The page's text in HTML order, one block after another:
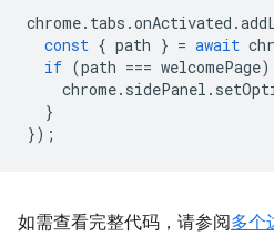
chrome. tabs .onActivated .
const { path } = await
if (path === welcomePage)
chrome. sidePanel .
}
});
如需查看完整代码，请参阅多个